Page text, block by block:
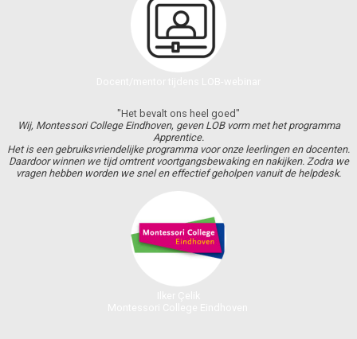
"Het bevalt ons heel goed"
Wij, Montessori College Eindhoven, geven LOB vorm met het programma
Apprentice.
Het is een gebruiksvriendelijke programma voor onze leerlingen en docenten.
Daardoor winnen we tijd omtrent voortgangsbewaking en nakijken. Zodra we
vragen hebben worden we snel en effectief geholpen vanuit de helpdesk.